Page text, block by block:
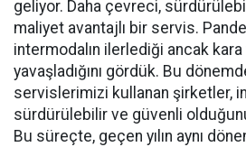
geliyor. Daha çevreci,
maliyet avantajlı bir servis.
intermodalın ilerlediği ancak kara
yavaşladığını gördük. Bu
servislerimizi kullanan şirketler,
sürdürülebilir ve güvenli
Bu süreçte, geçen yılın aynı